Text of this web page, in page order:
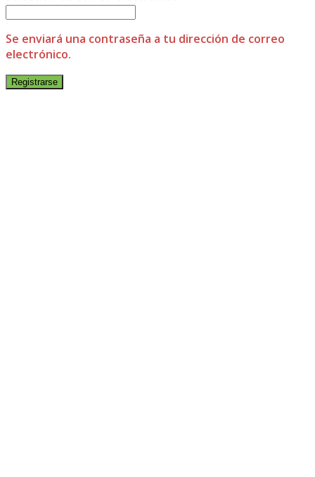
Se enviará una contraseña a tu dirección de correo
electrónico.
Registrarse